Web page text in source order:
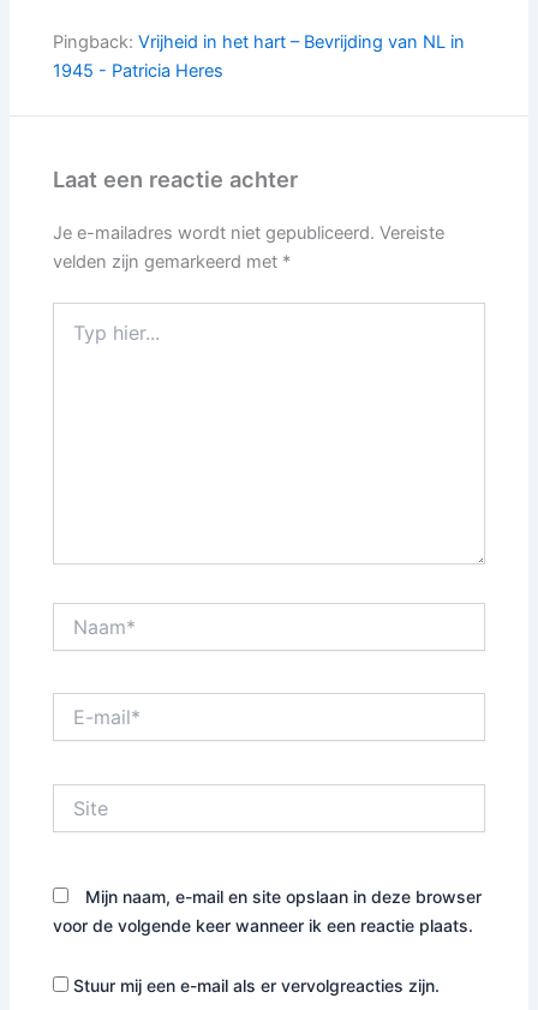
Pingback:Vrijheid in het hart – Bevrijding van NL in
1945 - Patricia Heres
Laat een reactie achter
Je e-mailadres wordt niet gepubliceerd. Vereiste
velden zijn gemarkeerd met *
hier...
mail*
Mijn naam, e-mail en site opslaan in deze browser
voor de volgende keer wanneer ik een reactie plaats.
Stuur mij een e-mail als er vervolgreacties zijn.